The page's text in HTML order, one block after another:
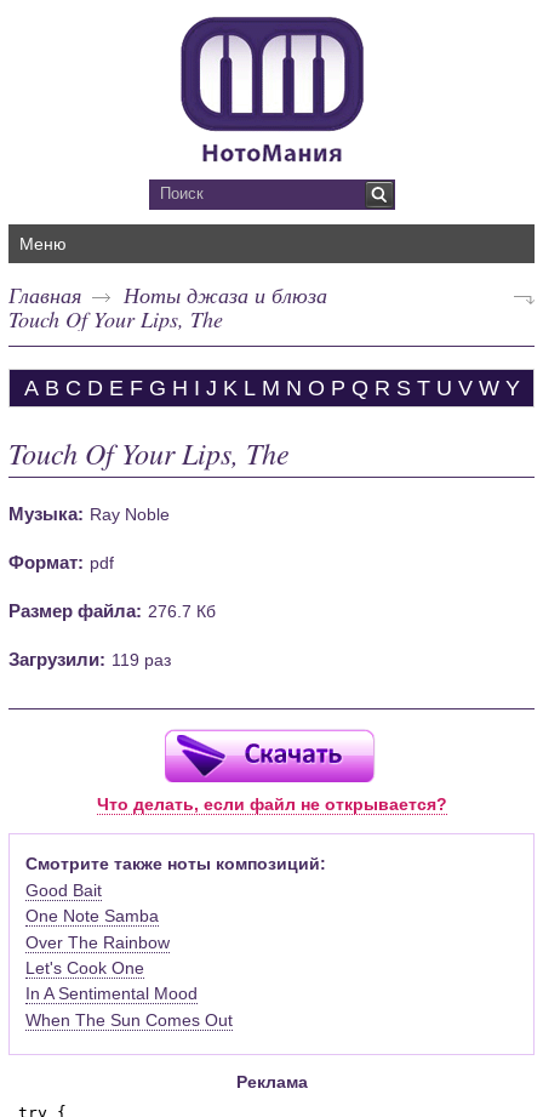
Меню
Главная
Ноты джаза и блюза
Touch Of Your Lips, The
A B C D E F G H I J K L M N O P Q R S T U V W Y
Touch Of Your Lips, The
Музыка: Ray Noble
Формат: pdf
Размер файла: 276.7 Кб
Загрузили: 119 раз
Что делать, если файл не открывается?
Смотрите также ноты композиций:
Good Bait
One Note Samba
Over The Rainbow
Let's Cook One
In A Sentimental Mood
When The Sun Comes Out
Реклама